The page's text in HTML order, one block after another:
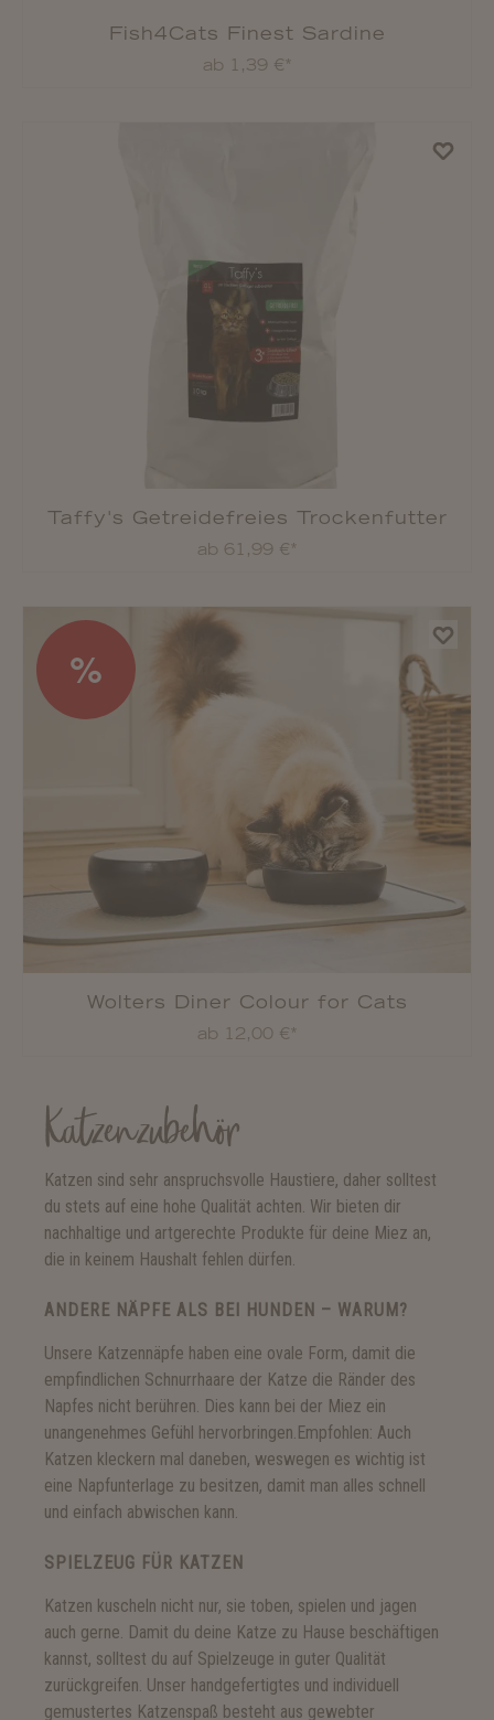
Fish4Cats Finest Sardine
ab 1,39 €*
Taffy's Getreidefreies Trockenfutter
ab 61,99 €*
%
Wolters Diner Colour for Cats
ab 12,00 €*
Katzenzubehör
Katzen sind sehr anspruchsvolle Haustiere, daher solltest
du stets auf eine hohe Qualität achten. Wir bieten dir
nachhaltige und artgerechte Produkte für deine Miez an,
die in keinem Haushalt fehlen dürfen.
ANDERE NÄPFE ALS BEI HUNDEN – WARUM?
Unsere Katzennäpfe haben eine ovale Form, damit die
empfindlichen Schnurrhaare der Katze die Ränder des
Napfes nicht berühren. Dies kann bei der Miez ein
unangenehmes Gefühl hervorbringen.Empfohlen: Auch
Katzen kleckern mal daneben, weswegen es wichtig ist
eine Napfunterlage zu besitzen, damit man alles schnell
und einfach abwischen kann.
SPIELZEUG FÜR KATZEN
Katzen kuscheln nicht nur, sie toben, spielen und jagen
auch gerne. Damit du deine Katze zu Hause beschäftigen
kannst, solltest du auf Spielzeuge in guter Qualität
zurückgreifen. Unser handgefertigtes und individuell
gemustertes Katzenspaß besteht aus gewebter